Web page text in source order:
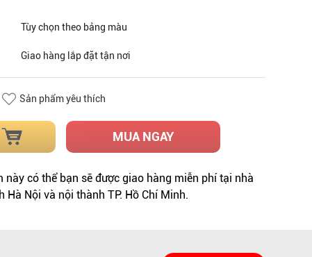
Tùy chọn theo bảng màu
Giao hàng lắp đặt tận nơi
Sản phẩm yêu thích
MUA NGAY
này có thể bạn sẽ được giao hàng miễn phí tại nhà
Hà Nội và nội thành TP. Hồ Chí Minh.